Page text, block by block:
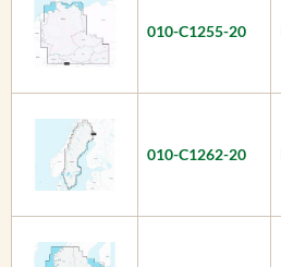
010-C1255-20
010-C1262-20